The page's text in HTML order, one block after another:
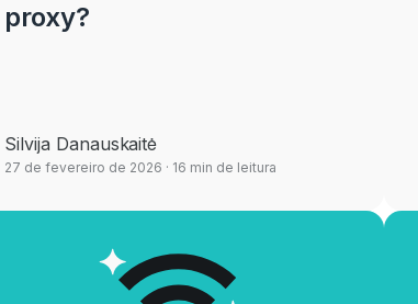
proxy?
Silvija Danauskaitė
27 de fevereiro de 2026 · 16 min de leitura